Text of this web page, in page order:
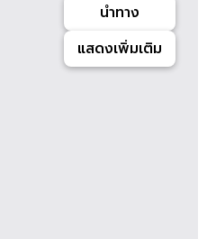
นำทาง
แสดงเพิ่มเติม